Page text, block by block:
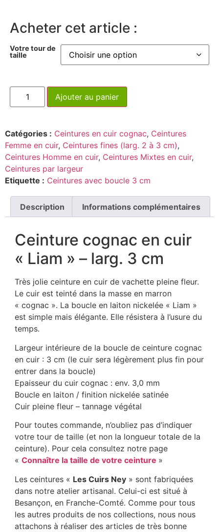
Acheter cet article :
Votre tour de
taille
Ajouter au panier
Catégories : Ceintures en cuir cognac, Ceintures
Femme en cuir, Ceintures fines (larg. 2 à 3 cm),
Ceintures Homme en cuir, Ceintures Mixtes en cuir,
Ceintures par largeur
Etiquette : Ceintures avec boucle 3 cm
Description Informations complémentaires
Ceinture cognac en cuir
« Liam » – larg. 3 cm
Très jolie ceinture en cuir de vachette pleine fleur.
Le cuir est teinté dans la masse en marron
« cognac ». La boucle en laiton nickelée « Liam »
est simple mais élégante. Elle résistera à l’usure du
temps.
Largeur intérieure de la boucle de ceinture cognac
en cuir : 3 cm (le cuir sera légèrement plus fin pour
entrer dans la boucle)
Epaisseur du cuir cognac : env. 3,0 mm
Boucle en laiton / finition nickelée satinée
Cuir pleine fleur – tannage végétal
Pour toutes commande, n’oubliez pas d’indiquer
votre tour de taille (et non la longueur totale de la
ceinture). Pour cela consultez notre page
« Connaître la taille de votre ceinture »
Les ceintures « Les Cuirs Ney » sont fabriquées
dans notre atelier artisanal. Celui-ci est situé à
Besançon, en Franche-Comté. Comme pour tous
les autres produits de nos collections, nous nous
attachons à réaliser des articles de très bonne